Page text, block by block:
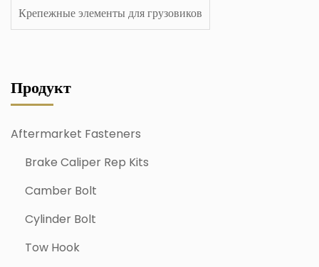
Крепежные элементы для грузовиков
Продукт
Aftermarket Fasteners
Brake Caliper Rep Kits
Camber Bolt
Cylinder Bolt
Tow Hook